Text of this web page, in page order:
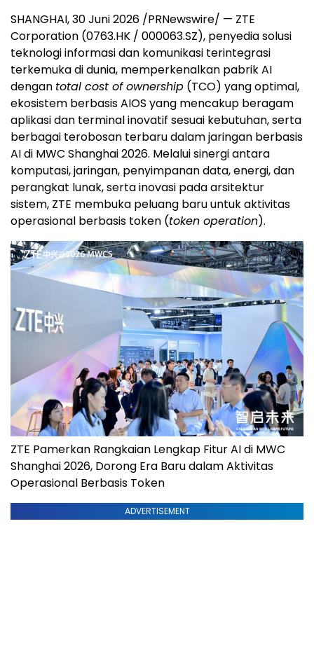
SHANGHAI, 30 Juni 2026 /PRNewswire/ — ZTE
Corporation (0763.HK / 000063.SZ), penyedia solusi
teknologi informasi dan komunikasi terintegrasi
terkemuka di dunia, memperkenalkan pabrik AI
dengan total cost of ownership (TCO) yang optimal,
ekosistem berbasis AIOS yang mencakup beragam
aplikasi dan terminal inovatif sesuai kebutuhan, serta
berbagai terobosan terbaru dalam jaringan berbasis
AI di MWC Shanghai 2026. Melalui sinergi antara
komputasi, jaringan, penyimpanan data, energi, dan
perangkat lunak, serta inovasi pada arsitektur
sistem, ZTE membuka peluang baru untuk aktivitas
operasional berbasis token (token operation).
ZTE Pamerkan Rangkaian Lengkap Fitur AI di MWC
Shanghai 2026, Dorong Era Baru dalam Aktivitas
Operasional Berbasis Token
ADVERTISEMENT